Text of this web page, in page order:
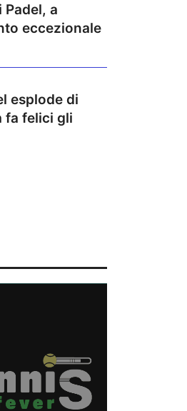
a
eccezionale
esplode di
fa felici gli